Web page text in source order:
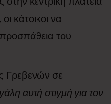
κάτοικοι να
του
Γρεβενών σε
αυτή στιγμή για τον